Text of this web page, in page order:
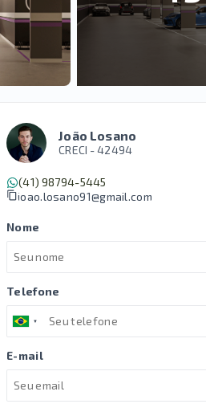
João Losano
CRECI -42494
(41) 98794-5445
joao.losano91@gmail.com
Nome
Telefone
E-mail